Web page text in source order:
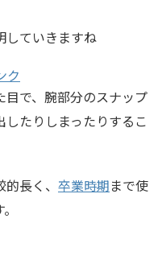
していきますね
で、腕部分のスナップ
したりしまったりするこ
長く、 卒業時期まで使